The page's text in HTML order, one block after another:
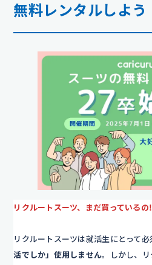
無料レンタルしよう
リクルートスーツ、まだ買っている
リクルートスーツは就活生にとって
活でしか」使用しません。しかし、